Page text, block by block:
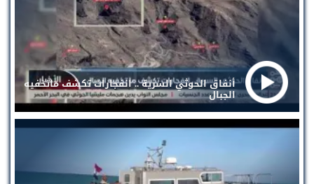
أنفاق الحوثي السرية .. انفجارات تكشف ماتخفيه
الجبال